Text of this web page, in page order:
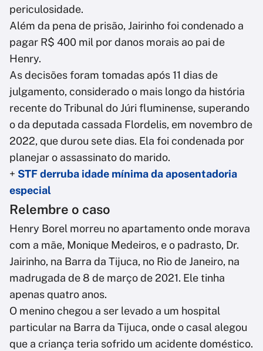
periculosidade.
Além da pena de prisão, Jairinho foi condenado a
pagar R$ 400 mil por danos morais ao pai de
Henry.
As decisões foram tomadas após 11 dias de
julgamento, considerado o mais longo da história
recente do Tribunal do Júri fluminense, superando
o da deputada cassada Flordelis, em novembro de
2022, que durou sete dias. Ela foi condenada por
planejar o assassinato do marido.
+ STF derruba idade mínima da aposentadoria
especial
Relembre o caso
Henry Borel morreu no apartamento onde morava
com a mãe, Monique Medeiros, e o padrasto, Dr.
Jairinho, na Barra da Tijuca, no Rio de Janeiro, na
madrugada de 8 de março de 2021. Ele tinha
apenas quatro anos.
O menino chegou a ser levado a um hospital
particular na Barra da Tijuca, onde o casal alegou
que a criança teria sofrido um acidente doméstico.